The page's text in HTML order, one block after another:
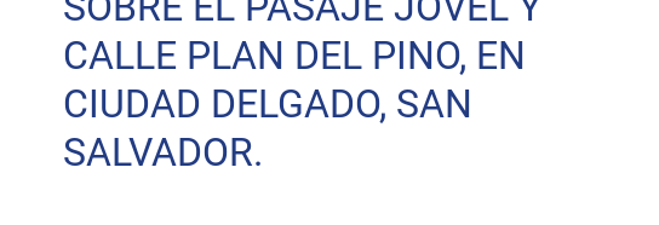
CALLE PLAN DEL PINO, EN
CIUDAD DELGADO, SAN
SALVADOR.